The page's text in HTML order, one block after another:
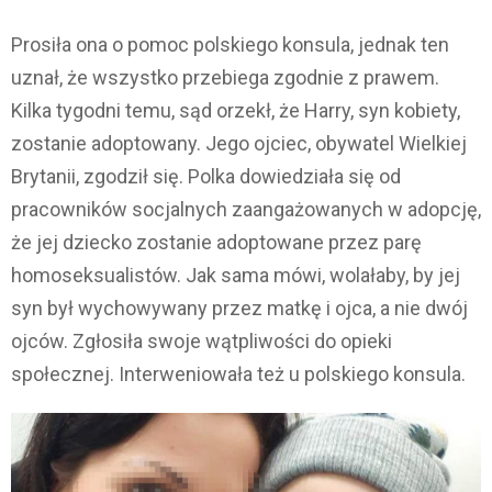
Prosiła ona o pomoc polskiego konsula, jednak ten
uznał, że wszystko przebiega zgodnie z prawem.
Kilka tygodni temu, sąd orzekł, że Harry, syn kobiety,
zostanie adoptowany. Jego ojciec, obywatel Wielkiej
Brytanii, zgodził się. Polka dowiedziała się od
pracowników socjalnych zaangażowanych w adopcję,
że jej dziecko zostanie adoptowane przez parę
homoseksualistów. Jak sama mówi, wolałaby, by jej
syn był wychowywany przez matkę i ojca, a nie dwój
ojców. Zgłosiła swoje wątpliwości do opieki
społecznej. Interweniowała też u polskiego konsula.